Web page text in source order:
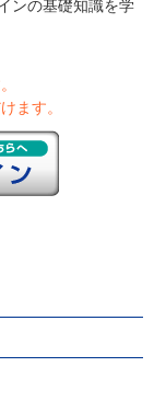
ンの基礎知識を学
ます。